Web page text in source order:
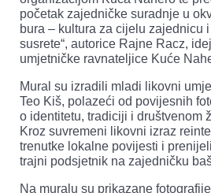
početak zajedničke suradnje u
bura – kultura za cijelu zajednicu
susrete“, autorice Rajne Racz,
umjetničke ravnateljice Kuće
Mural su izradili mladi likovni
Teo Kiš, polazeći od povijesnih
o identitetu, tradiciji i društvenom
Kroz suvremeni likovni izraz
trenutke lokalne povijesti i
trajni podsjetnik na zajedničku
Na muralu su prikazane